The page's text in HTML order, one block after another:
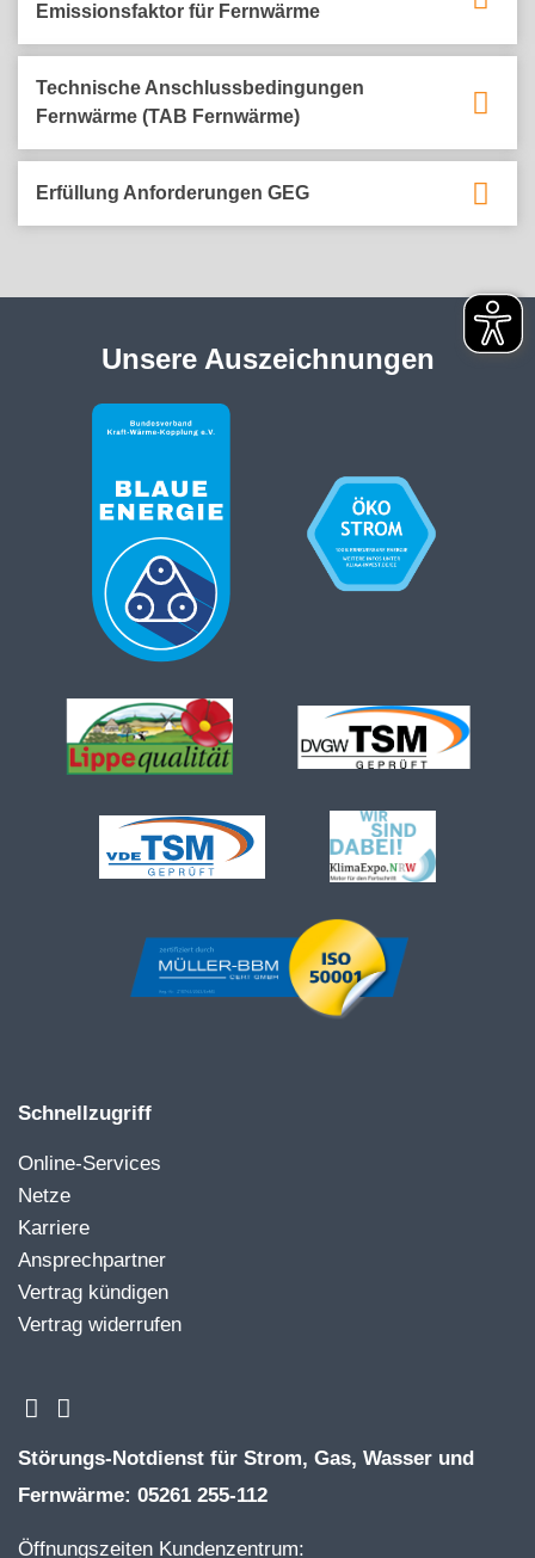
Emissionsfaktor für Fernwärme
Technische Anschlussbedingungen
Fernwärme (TAB Fernwärme)
Erfüllung Anforderungen GEG
Unsere Auszeichnungen
Schnellzugriff
Online-Services
Netze
Karriere
Ansprechpartner
Vertrag kündigen
Vertrag widerrufen
Störungs-Notdienst für Strom, Gas, Wasser und
Fernwärme: 05261 255-112
Öffnungszeiten Kundenzentrum: